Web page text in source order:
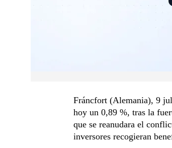
Fráncfort (Alemania), 9
hoy un 0,89 %, tras la
que se reanudara el
inversores recogieran